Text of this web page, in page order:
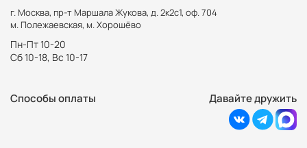
г. Москва, пр-т Маршала Жукова, д. 2к2с1, оф. 704
м. Полежаевская, м. Хорошёво
Пн-Пт 10-20
Сб 10-18, Вс 10-17
Способы оплаты Давайте дружить